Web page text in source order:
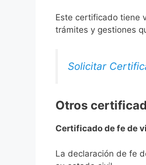
Este certificado tiene
trámites y gestiones
Solicitar
Otros
Certificado de fe de
La declaración de fe